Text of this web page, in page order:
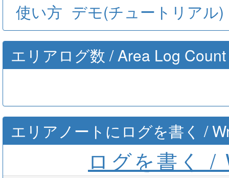
使い方 デモ(チュートリアル)
エリアログ数 / Area Log Count
エリアノートにログを書く /
ログを書く